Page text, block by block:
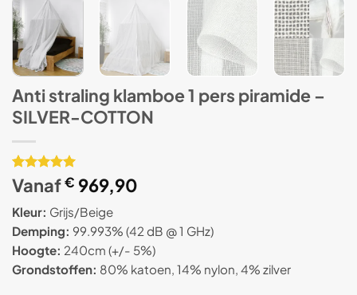
Anti straling klamboe 1 pers piramide –
SILVER-COTTON
Gewaardeerd
5op 5
gebaseerd
op
1
klant
waardering
Vanaf€ 969,90
Kleur: Grijs/Beige
Demping: 99.993% (42 dB @ 1 GHz)
Hoogte: 240cm (+/- 5%)
Grondstoffen: 80% katoen, 14% nylon, 4% zilver